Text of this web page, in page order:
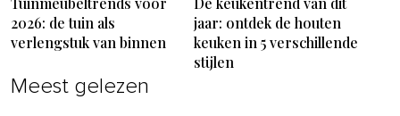
2026: de tuin als
verlengstuk van binnen
jaar: ontdek de houten
keuken in 5 verschillende
stijlen
Meest gelezen